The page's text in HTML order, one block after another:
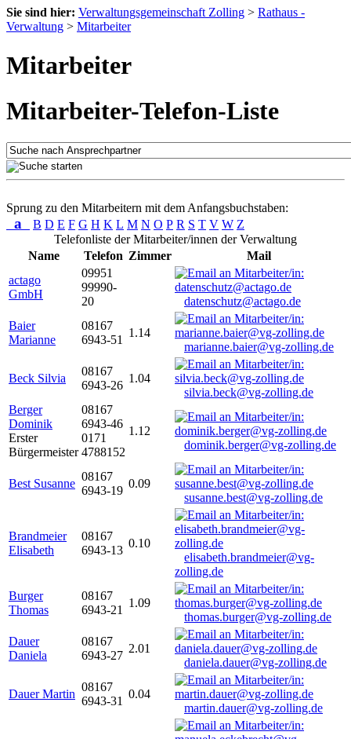
Sie sind hier: Verwaltungsgemeinschaft Zolling > Rathaus -
Verwaltung > Mitarbeiter
Mitarbeiter
Mitarbeiter-Telefon-Liste
Sprung zu den Mitarbeitern mit dem Anfangsbuchstaben:
a B D E F G H K L M N O P R S T V W Z
Telefonliste der Mitarbeiter/innen der Verwaltung
Name
Telefon Zimmer
Mail
actago
GmbH
09951
99990-
20
datenschutz@actago.de
Baier
Marianne
08167
6943-51
1.14
marianne.baier@vg-zolling.de
Beck Silvia
08167
6943-26
1.04
silvia.beck@vg-zolling.de
Berger
Dominik
Erster
Bürgermeister
08167
6943-46
0171
4788152
1.12
dominik.berger@vg-zolling.de
Best Susanne
08167
6943-19
0.09
susanne.best@vg-zolling.de
Brandmeier
Elisabeth
08167
6943-13
0.10
elisabeth.brandmeier@vg-
zolling.de
Burger
Thomas
08167
6943-21
1.09
thomas.burger@vg-zolling.de
Dauer
Daniela
08167
6943-27
2.01
daniela.dauer@vg-zolling.de
Dauer Martin
08167
6943-31
0.04
martin.dauer@vg-zolling.de